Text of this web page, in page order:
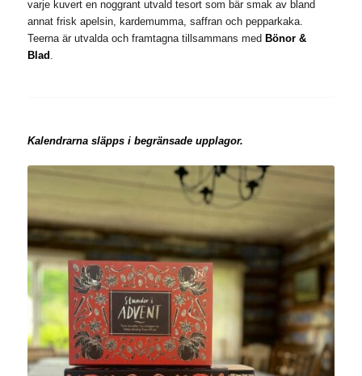
varje kuvert en noggrant utvald tesort som bär smak av bland
annat frisk apelsin, kardemumma, saffran och pepparkaka.
Teerna är utvalda och framtagna tillsammans med Bönor &
Blad
Kalendrarna släpps i begränsade upplagor.